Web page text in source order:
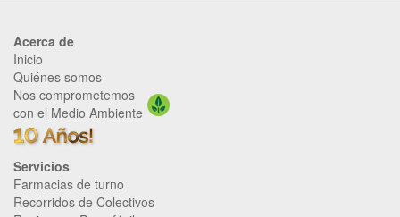
Acerca de
Inicio
Quiénes somos
Nos comprometemos
con el Medio Ambiente
Servicios
Farmacias de turno
Recorridos de Colectivos